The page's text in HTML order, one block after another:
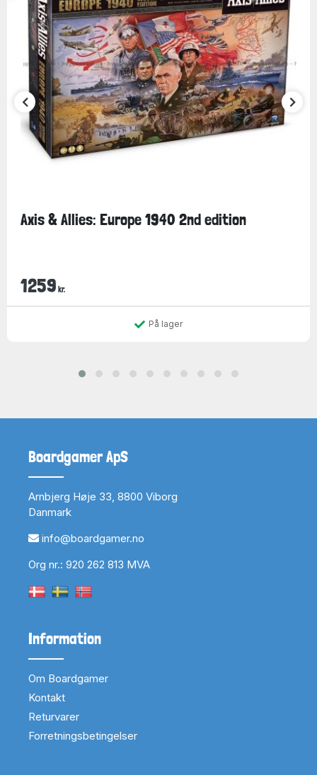
Axis & Allies: Europe 1940 2nd edition
1259 kr.
På lager
Boardgamer ApS
Arnbjerg Høje 33, 8800 Viborg
Danmark
info@boardgamer.no
Org nr.: 920 262 813 MVA
Information
Om Boardgamer
Kontakt
Returvarer
Forretningsbetingelser